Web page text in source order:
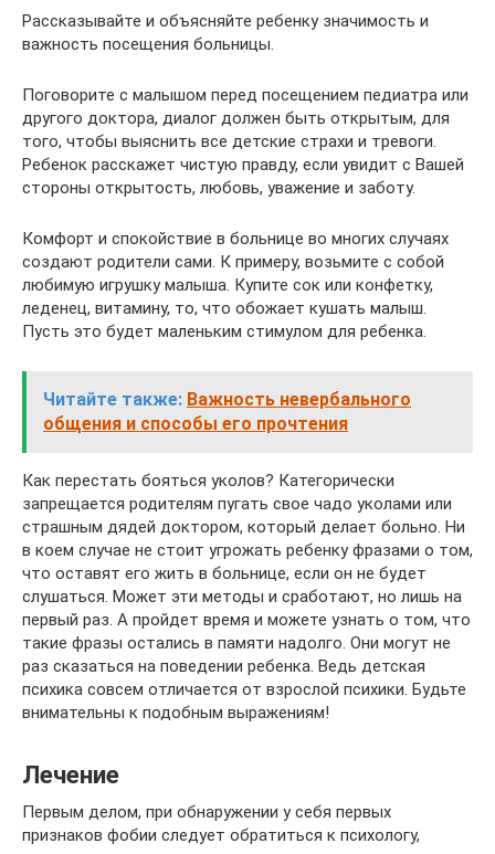
Рассказывайте и объясняйте ребенку значимость и
важность посещения больницы.
Поговорите с малышом перед посещением педиатра или
другого доктора, диалог должен быть открытым, для
того, чтобы выяснить все детские страхи и тревоги.
Ребенок расскажет чистую правду, если увидит с Вашей
стороны открытость, любовь, уважение и заботу.
Комфорт и спокойствие в больнице во многих случаях
создают родители сами. К примеру, возьмите с собой
любимую игрушку малыша. Купите сок или конфетку,
леденец, витамину, то, что обожает кушать малыш.
Пусть это будет маленьким стимулом для ребенка.
Читайте также: Важность невербального
общения и способы его прочтения
Как перестать бояться уколов? Категорически
запрещается родителям пугать свое чадо уколами или
страшным дядей доктором, который делает больно. Ни
в коем случае не стоит угрожать ребенку фразами о том,
что оставят его жить в больнице, если он не будет
слушаться. Может эти методы и сработают, но лишь на
первый раз. А пройдет время и можете узнать о том, что
такие фразы остались в памяти надолго. Они могут не
раз сказаться на поведении ребенка. Ведь детская
психика совсем отличается от взрослой психики. Будьте
внимательны к подобным выражениям!
Лечение
Первым делом, при обнаружении у себя первых
признаков фобии следует обратиться к психологу,